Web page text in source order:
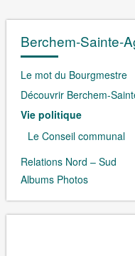
Berchem-Sainte-
Le mot du Bourgmestre
Découvrir Berchem-
Vie politique
Le Conseil communal
Relations Nord – Sud
Albums Photos